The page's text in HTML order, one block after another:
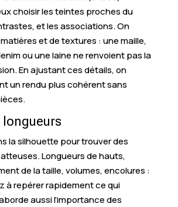
choisir les teintes proches du
et les associations. On
et de textures : une maille,
ou une laine ne renvoient pas la
En ajustant ces détails, on
un rendu plus cohérent sans
longueurs
la silhouette pour trouver des
Longueurs de hauts,
de la taille, volumes, encolures :
à repérer rapidement ce qui
aussi l’importance des